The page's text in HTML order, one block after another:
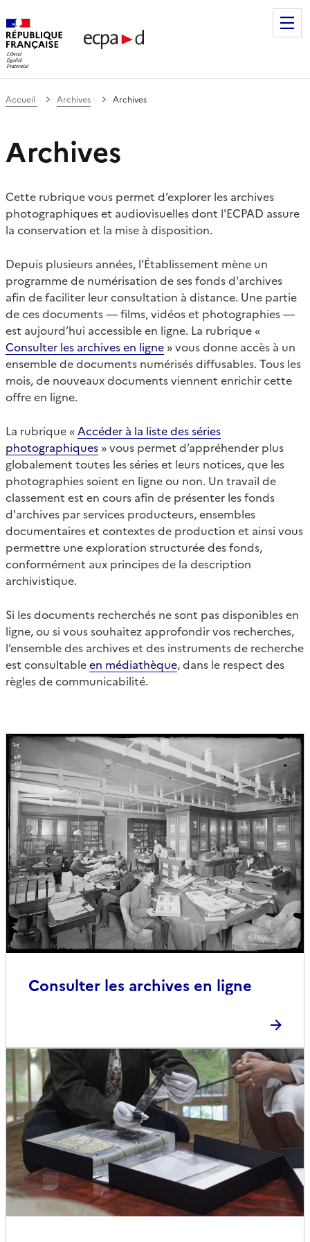
de communication et de production
Accueil Archives Archives
Archives
Cette rubrique vous permet d’explorer les archives
photographiques et audiovisuelles dont l'ECPAD assure
la conservation et la mise à disposition.
Depuis plusieurs années, l’Établissement mène un
programme de numérisation de ses fonds d'archives
afin de faciliter leur consultation à distance. Une partie
de ces documents — films, vidéos et photographies —
est aujourd’hui accessible en ligne. La rubrique «
Consulter les archives en ligne » vous donne accès à un
ensemble de documents numérisés diffusables. Tous les
mois, de nouveaux documents viennent enrichir cette
offre en ligne.
La rubrique « Accéder à la liste des séries
photographiques » vous permet d’appréhender plus
globalement toutes les séries et leurs notices, que les
photographies soient en ligne ou non. Un travail de
classement est en cours afin de présenter les fonds
d'archives par services producteurs, ensembles
documentaires et contextes de production et ainsi vous
permettre une exploration structurée des fonds,
conformément aux principes de la description
archivistique.
Si les documents recherchés ne sont pas disponibles en
ligne, ou si vous souhaitez approfondir vos recherches,
l’ensemble des archives et des instruments de recherche
est consultableen médiathèque, dans le respect des
règles de communicabilité.
Consulter les archives en ligne